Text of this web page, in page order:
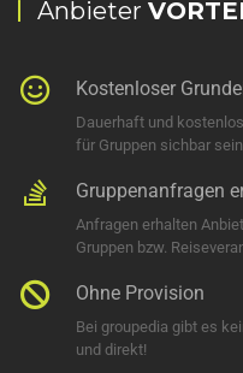
Anbieter
Kostenloser
Dauerhaft und
für Gruppen sichbar
Gruppenanfragen
Anfragen erhalten
Gruppen bzw.
Ohne Provision
Bei groupedia gibt es
und direkt!